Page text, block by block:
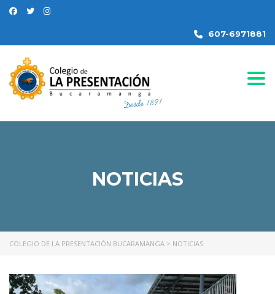
607-6971881
NOTICIAS
COLEGIO DE LA PRESENTACIÓN BUCARAMANGA > NOTICIAS